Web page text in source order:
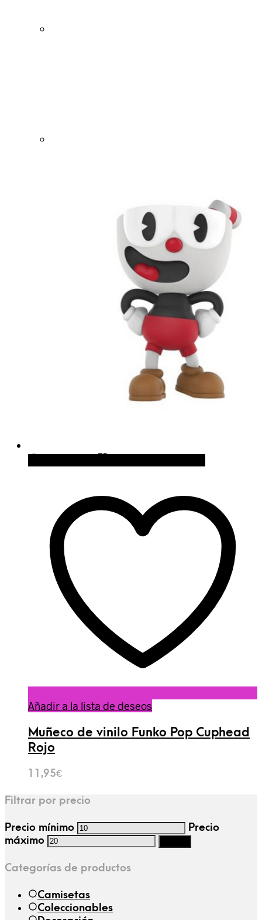
Añadir a la lista de deseos
Muñeco de vinilo Funko Pop Cuphead
Rojo
11,95€
Filtrar por precio
Precio mínimo
Precio
máximo
Categorías de productos
Camisetas
Coleccionables